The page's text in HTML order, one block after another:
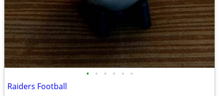
• • • • • •
Raiders Football